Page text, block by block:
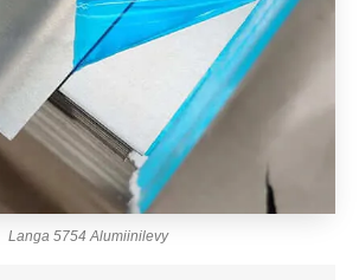
Langa 5754 Alumiinilevy